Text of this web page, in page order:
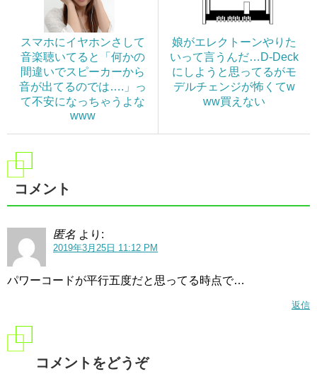
スマホにイヤホンさして
音楽聴いてると「何かの
間違いでスピーカーから
音が出てるのでは….」っ
て不安になっちゃうよな
www
娘がエレクトーンやりた
いって言うんだ…D-Deck
にしようと思ってるがモ
デルチェンジが怖くてw
ww買えない
コメント
匿名 より:
2019年3月25日 11:12 PM
パワーコードが平行五度だと思ってる時点で…
返信
コメントをどうぞ